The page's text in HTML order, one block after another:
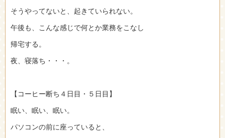
そうやってないと、起きていられない。
午後も、こんな感じで何とか業務をこなし
帰宅する。
夜、寝落ち・・・。
【コーヒー断ち４日目・５日目】
眠い、眠い、眠い。
パソコンの前に座っていると、